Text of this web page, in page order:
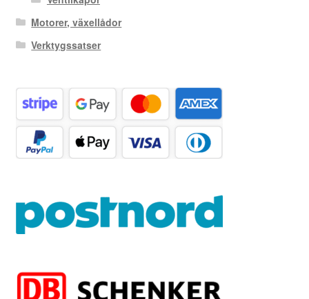
Motorer, växellådor
Verktygssatser